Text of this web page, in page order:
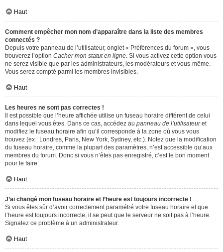
Haut
Comment empêcher mon nom d’apparaître dans la liste des membres
connectés ?
Depuis votre panneau de l’utilisateur, onglet « Préférences du forum », vous
trouverez l’option Cacher mon statut en ligne . Si vous activez cette option vous
ne serez visible que par les administrateurs, les modérateurs et vous-même.
Vous serez compté parmi les membres invisibles.
Haut
Les heures ne sont pas correctes !
Il est possible que l’heure affichée utilise un fuseau horaire différent de celui
dans lequel vous êtes. Dans ce cas, accédez au panneau de l’utilisateuret
modifiez le fuseau horaire afin qu’il corresponde à la zone où vous vous
trouvez (ex : Londres, Paris, New York, Sydney, etc.). Notez que la modification
du fuseau horaire, comme la plupart des paramètres, n’est accessible qu’aux
membres du forum. Donc si vous n’êtes pas enregistré, c’est le bon moment
pour le faire.
Haut
J’ai changé mon fuseau horaire et l’heure est toujours incorrecte !
Si vous êtes sûr d’avoir correctement paramétré votre fuseau horaire et que
l’heure est toujours incorrecte, il se peut que le serveur ne soit pas à l’heure.
Signalez ce problème à un administrateur.
Haut